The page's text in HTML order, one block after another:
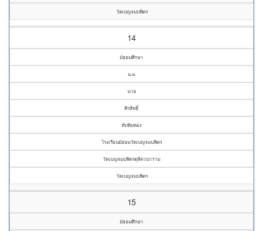
วัดเบญจมบพิตร
14
มัธยมศึกษา
ม.๓
นาย
ศิรสิทธิ์
ทับทิมทอง
โรงเรียนมัธยมวัดเบญจมบพิตร
วัดเบญจมบพิตรดุสิตวนาราม
วัดเบญจมบพิตร
15
มัธยมศึกษา